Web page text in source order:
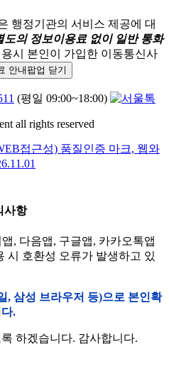
행정기관의 서비스 제공에 대
도의 정보이용료 없이 일반 통화
시 본인이 가입한 이동통신사
안내팝업 닫기
(평일 09:00~18:00)
all rights reserved
사항
, 다음앱, 구글앱, 카카오톡앱
시 호환성 오류가 발생하고 있
, 삼성 브라우저 등)으로 본인확
.
하겠습니다. 감사합니다.